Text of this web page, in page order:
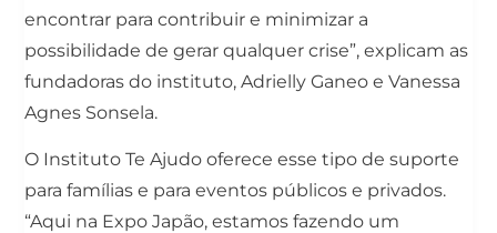
encontrar para contribuir e minimizar a
possibilidade de gerar qualquer crise”, explicam as
fundadoras do instituto, Adrielly Ganeo e Vanessa
Agnes Sonsela.
O Instituto Te Ajudo oferece esse tipo de suporte
para famílias e para eventos públicos e privados.
“Aqui na Expo Japão, estamos fazendo um